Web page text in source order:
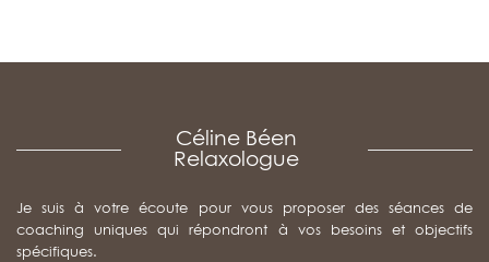
Céline Béen
Relaxologue
Je suis à votre écoute pour vous proposer des séances de
coaching uniques qui répondront à vos besoins et objectifs
spécifiques.